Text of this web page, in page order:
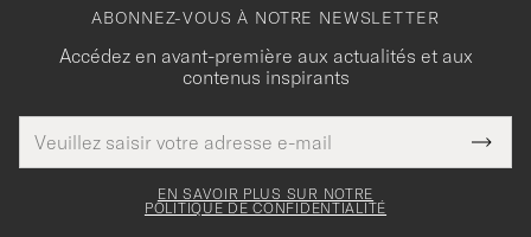
ABONNEZ-VOUS À NOTRE NEWSLETTER
Accédez en avant-première aux actualités et aux
contenus inspirants
de
courrier
Merci
pour
EN SAVOIR PLUS SUR NOTRE
POLITIQUE DE CONFIDENTIALITÉ